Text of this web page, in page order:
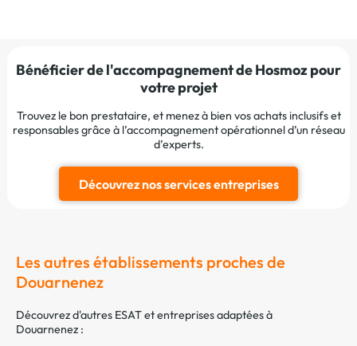
Bénéficier de l'accompagnement de Hosmoz pour
votre projet
Trouvez le bon prestataire, et menez à bien vos achats inclusifs et
responsables grâce à l’accompagnement opérationnel d’un réseau
d’experts.
Découvrez nos services entreprises
Les autres établissements proches de
Douarnenez
Découvrez d'autres ESAT et entreprises adaptées à
Douarnenez :